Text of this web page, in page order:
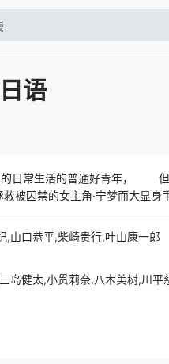
语
够自由操控梦境的清醒梦能力，每当入睡就会成为无
必须阻止企图侵略现实的梦魇的入侵
,山口恭平,柴崎贵行,叶山康一郎
岛健太,小贯莉奈,八木美树,川平